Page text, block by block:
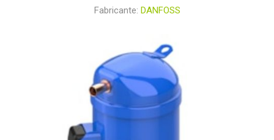
Fabricante: DANFOSS